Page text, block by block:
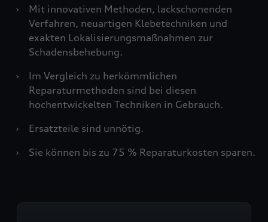
›
Mit innovativen Methoden, lackschonenden
Verfahren, neuartigen Klebetechniken und
exakten Lokalisierungsmaßnahmen zur
Schadensbehebung.
›
Im Vergleich zu herkömmlichen
Reparaturmethoden sind bei diesen
hochentwickelten Techniken in Gebrauch.
›
Ersatzteile sind unnötig.
›
Sie können bis zu 75 % Reparaturkosten sparen.